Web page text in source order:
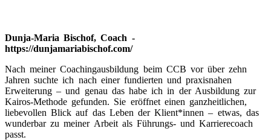
Dunja-Maria Bischof, Coach -
https://dunjamariabischof.com/
Nach meiner Coachingausbildung beim CCB vor über zehn
Jahren suchte ich nach einer fundierten und praxisnahen
Erweiterung – und genau das habe ich in der Ausbildung zur
Kairos-Methode gefunden. Sie eröffnet einen ganzheitlichen,
liebevollen Blick auf das Leben der Klient*innen – etwas, das
wunderbar zu meiner Arbeit als Führungs- und Karrierecoach
passt.